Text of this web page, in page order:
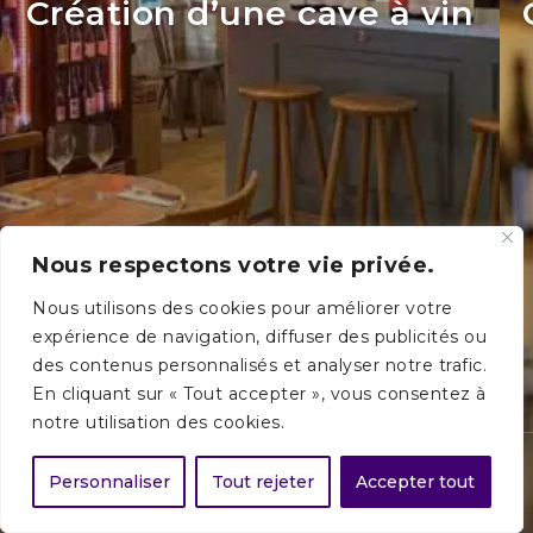
Nous respectons votre vie privée.
Nous utilisons des cookies pour améliorer votre
expérience de navigation, diffuser des publicités ou
des contenus personnalisés et analyser notre trafic.
En cliquant sur « Tout accepter », vous consentez à
notre utilisation des cookies.
Personnaliser Tout rejeter Accepter tout
Création d’une cave à vin
Voir +
arrow_back_ios filter_list Filtrer les projets